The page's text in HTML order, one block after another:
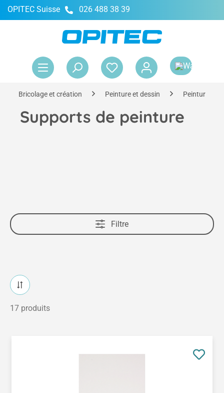
principal
OPITEC Suisse 026 488 38 39
Bricolage et création Peinture et dessin Peinture
Supports de peinture
Filtre
17 produits